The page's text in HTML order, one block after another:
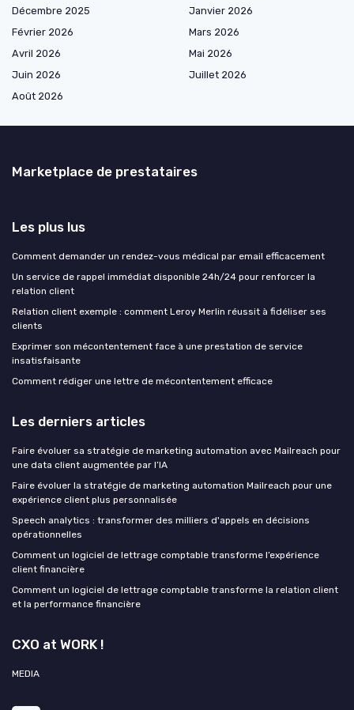
Décembre 2025
Janvier 2026
Février 2026
Mars 2026
Avril 2026
Mai 2026
Juin 2026
Juillet 2026
Août 2026
Marketplace de prestataires
Les plus lus
Comment demander un rendez-vous médical par email efficacement
Un service de rappel immédiat disponible 24h/24 pour renforcer la
relation client
Relation client exemple : comment Leroy Merlin réussit à fidéliser ses
clients
Exprimer son mécontentement face à une prestation de service
insatisfaisante
Comment rédiger une lettre de mécontentement efficace
Les derniers articles
Faire évoluer sa stratégie de marketing automation avec Mailreach pour
une data client augmentée par l’IA
Faire évoluer la stratégie de marketing automation Mailreach pour une
expérience client plus personnalisée
Speech analytics : transformer des milliers d'appels en décisions
opérationnelles
Comment un logiciel de lettrage comptable transforme l’expérience
client financière
Comment un logiciel de lettrage comptable transforme la relation client
et la performance financière
CXO at WORK !
MEDIA